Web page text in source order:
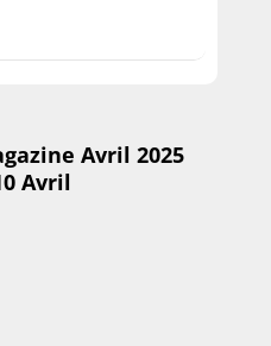
Avril 2025
Avril